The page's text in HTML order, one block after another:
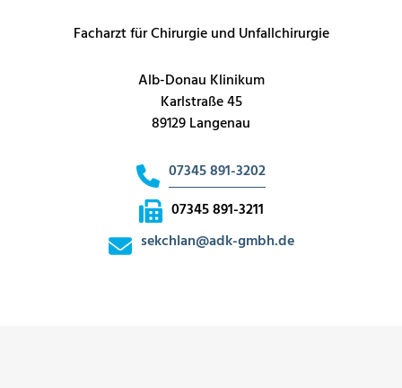
Facharzt für Chirurgie und Unfallchirurgie
Alb-Donau Klinikum
Karlstraße 45
89129 Langenau
07345 891-3202
07345 891-3211
sekchlan@adk-gmbh.de